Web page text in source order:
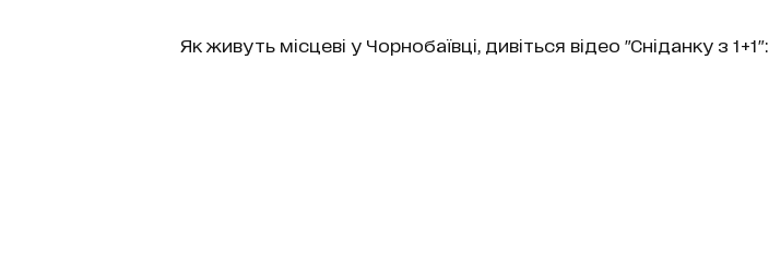
Як живуть місцеві у Чорнобаївці, дивіться відео "Сніданку з 1+1":